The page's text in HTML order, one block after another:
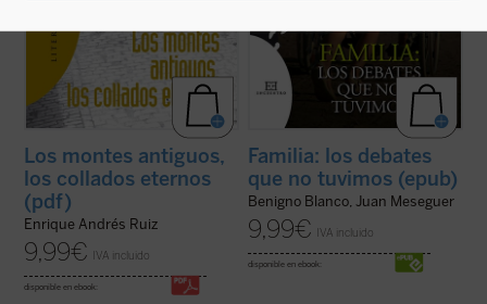
Los montes antiguos,
los collados eternos
(pdf)
Enrique Andrés Ruiz
9,99€ IVA incluido
disponible en ebook:
Familia: los debates
que no tuvimos (epub)
Benigno Blanco, Juan Meseguer
9,99€ IVA incluido
disponible en ebook: